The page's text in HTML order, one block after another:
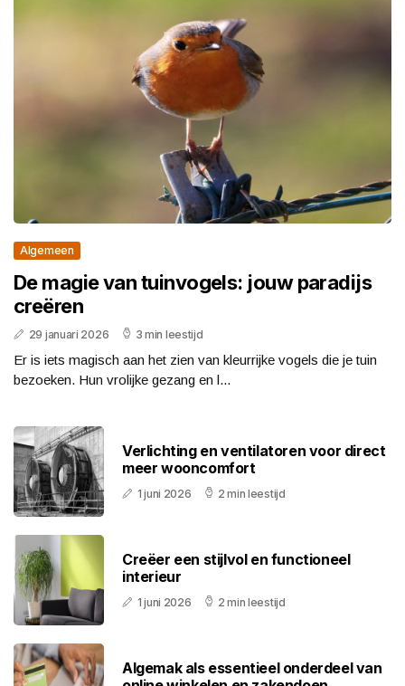
Algemeen
De magie van tuinvogels: jouw paradijs
creëren
29 januari 2026 3 min leestijd
Er is iets magisch aan het zien van kleurrijke vogels die je tuin
bezoeken. Hun vrolijke gezang en l...
Verlichting en ventilatoren voor direct
meer wooncomfort
1 juni 2026 2 min leestijd
Creëer een stijlvol en functioneel
interieur
1 juni 2026 2 min leestijd
Algemak als essentieel onderdeel van